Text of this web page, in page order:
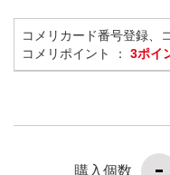
コメリカード番号登録、
コメリポイント ： 3ポイ
購入個数